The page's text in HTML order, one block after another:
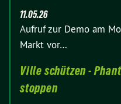
11.05.26
Aufruf zur Demo am
Markt vor…
Ville schützen -
stoppen